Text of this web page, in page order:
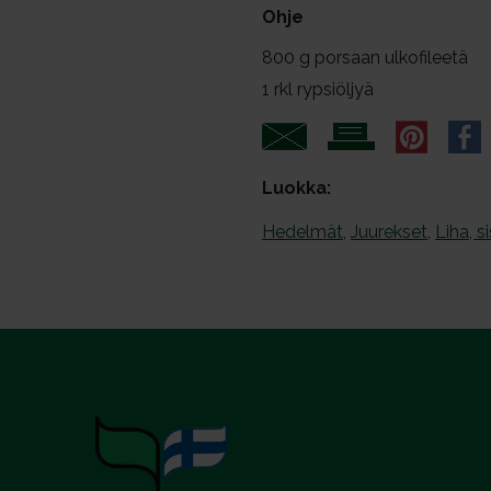
Ohje
800 g porsaan ulkofileetä
1 rkl rypsiöljyä
Luokka:
Hedelmät, Juurekset, Liha,